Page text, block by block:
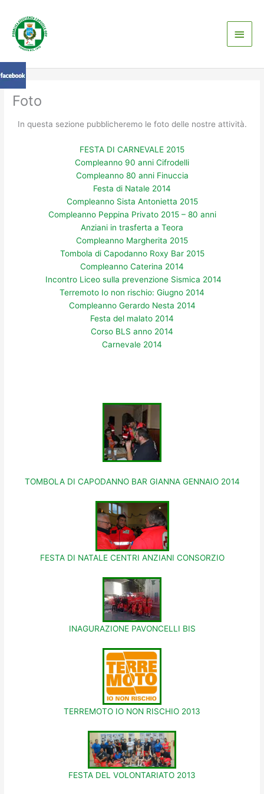
contenuto
Menu
Foto
In questa sezione pubblicheremo le foto delle nostre attività.
FESTA DI CARNEVALE 2015
Compleanno 90 anni Cifrodelli
Compleanno 80 anni Finuccia
Festa di Natale 2014
Compleanno Sista Antonietta 2015
Compleanno Peppina Privato 2015 – 80 anni
Anziani in trasferta a Teora
Compleanno Margherita 2015
Tombola di Capodanno Roxy Bar 2015
Compleanno Caterina 2014
Incontro Liceo sulla prevenzione Sismica 2014
Terremoto Io non rischio: Giugno 2014
Compleanno Gerardo Nesta 2014
Festa del malato 2014
Corso BLS anno 2014
Carnevale 2014
TOMBOLA DI CAPODANNO BAR GIANNA GENNAIO 2014
FESTA DI NATALE CENTRI ANZIANI CONSORZIO
INAGURAZIONE PAVONCELLI BIS
TERREMOTO IO NON RISCHIO 2013
FESTA DEL VOLONTARIATO 2013